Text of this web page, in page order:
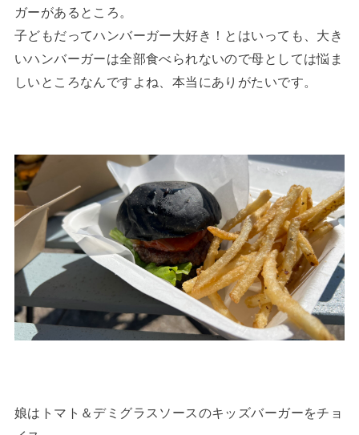
ガーがあるところ。
子どもだってハンバーガー大好き！とはいっても、大き
いハンバーガーは全部食べられないので母としては悩ま
しいところなんですよね、本当にありがたいです。
娘はトマト＆デミグラスソースのキッズバーガーをチョ